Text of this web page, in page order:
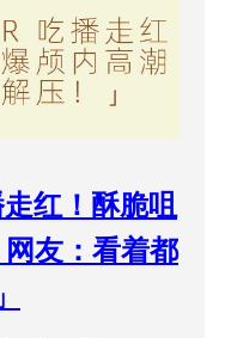
红！酥脆咀
友：看着都